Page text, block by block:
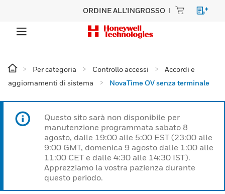
ORDINE ALL'INGROSSO
Per categoria Controllo accessi
Accordi e
aggiornamenti di sistema
NovaTime OV senza terminale
Questo sito sarà non disponibile per
manutenzione programmata sabato 8
agosto, dalle 19:00 alle 5:00 EST (23:00 alle
9:00 GMT, domenica 9 agosto dalle 1:00 alle
11:00 CET e dalle 4:30 alle 14:30 IST).
Apprezziamo la vostra pazienza durante
questo periodo.